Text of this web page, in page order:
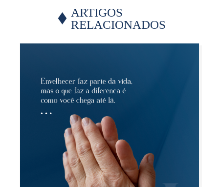
ARTIGOS
RELACIONADOS